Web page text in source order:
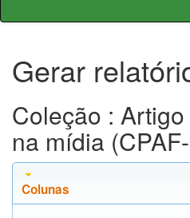
Gerar
Coleção :
na mídia
Colunas